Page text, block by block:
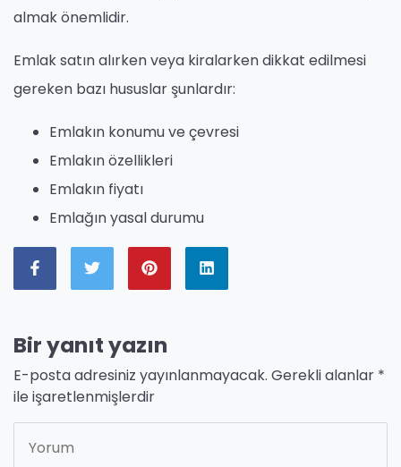
almak önemlidir.
Emlak satın alırken veya kiralarken dikkat edilmesi
gereken bazı hususlar şunlardır:
Emlakın konumu ve çevresi
Emlakın özellikleri
Emlakın fiyatı
Emlağın yasal durumu
Bir yanıt yazın
E-posta adresiniz yayınlanmayacak. Gerekli alanlar *
ile işaretlenmişlerdir